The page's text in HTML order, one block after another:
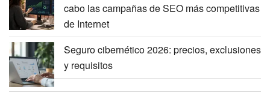
cabo las campañas de SEO más competitivas
de Internet
Seguro cibernético 2026: precios, exclusiones
y requisitos